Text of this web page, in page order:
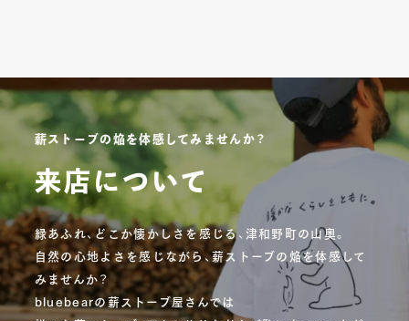
薪ストーブの焔を体感してみませんか？
来店について
緑あふれ、どこか懐かしさを感じる、津和野町の山奥。
自然の心地よさを感じながら、薪ストーブの焔を体感して
みませんか？
bluebearの薪ストーブ屋さんでは